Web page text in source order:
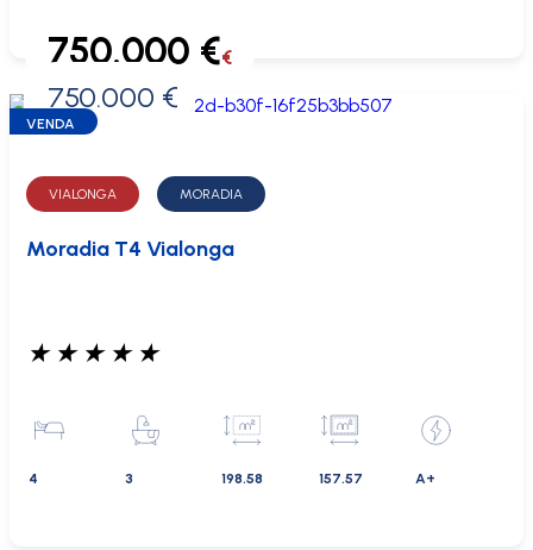
0 €
750.000 €€
750.000 €
VENDA
VIALONGA MORADIA
Moradia T4 Vialonga
★ ★ ★ ★ ★
4 3 198.58 157.57 A+